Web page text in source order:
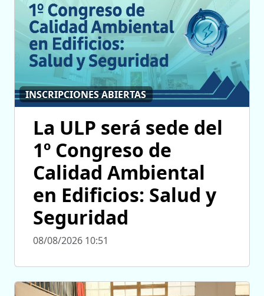
INSCRIPCIONES ABIERTAS
La ULP será sede del
1º Congreso de
Calidad Ambiental
en Edificios: Salud y
Seguridad
08/08/2026 10:51